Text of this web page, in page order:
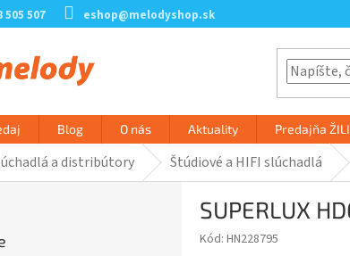
505 507 eshop@melodyshop.sk
Blog O nás Aktuality Predajňa
a distribútory Štúdiové a HIFI slúchadlá
SUPERLUX
Kód: HN228795